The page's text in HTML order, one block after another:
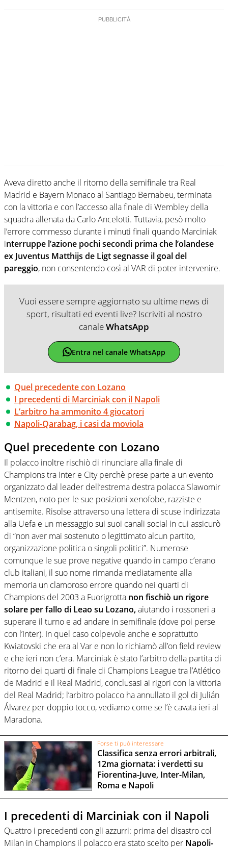
Aveva diretto anche il ritorno della semifinale tra Real
Madrid e Bayern Monaco al Santiago Bernabeu, terminata
con la vittoria e con l’accesso alla finale di Wembley della
squadra allenata da Carlo Ancelotti. Tuttavia, pesò molto
l’errore commesso durante i minuti finali quando Marciniak
interruppe l’azione pochi secondi prima che l’olandese
ex Juventus Matthijs de Ligt segnasse il goal del
pareggio, non consentendo così al VAR di poter intervenire.
Vuoi essere sempre aggiornato su ultime news di
sport, risultati ed eventi live? Iscriviti al nostro
canaleWhatsApp
Entra nel canale WhatsApp
Quel precedente con Lozano
I precedenti di Marciniak con il Napoli
L’arbitro ha ammonito 4 giocatori
Napoli-Qarabag, i casi da moviola
Quel precedente con Lozano
Il polacco inoltre rischiò di rinunciare alla finale di
Champions tra Inter e City perchè prese parte a un evento
organizzato dal leader dell’estrema destra polacca Slawomir
Mentzen, noto per le sue posizioni xenofobe, razziste e
antisemite. Risolse attraverso una lettera di scuse indirizzata
alla Uefa e un messaggio sui suoi canali social in cui assicurò
di “non aver mai sostenuto o legittimato alcun partito,
organizzazione politica o singoli politici”. Numerose
comunque le sue prove negative quando in campo c’erano
club italiani, il suo nome rimanda mediatamente alla
memoria un clamoroso errore quando nei quarti di
Champions del 2003 a Fuorigrotta non fischiò un rigore
solare per fallo di Leao su Lozano,aiutando i rossoneri a
superare il turno e ad andare in semifinale (dove poi perse
con l’Inter). In quel caso colpevole anche e soprattutto
Kwiatovski che era al Var e non lo richiamò all’on field review
e che ieri non c’era. Marciniak è stato l’arbitro della partita di
ritorno dei quarti di finale di Champions League tra l’Atlético
de Madrid e il Real Madrid, conclusasi ai rigori con la vittoria
del Real Madrid; l’arbitro polacco ha annullato il gol di Julián
Álvarez per doppio tocco, vediamo come se l’è cavata ieri al
Maradona.
Forse ti può interessare
Classifica senza errori arbitrali,
12ma giornata: i verdetti su
Fiorentina-Juve, Inter-Milan,
Roma e Napoli
I precedenti di Marciniak con il Napoli
Quattro i precedenti con gli azzurri: prima del disastro col
Milan in Champions il polacco era stato scelto per Napoli-